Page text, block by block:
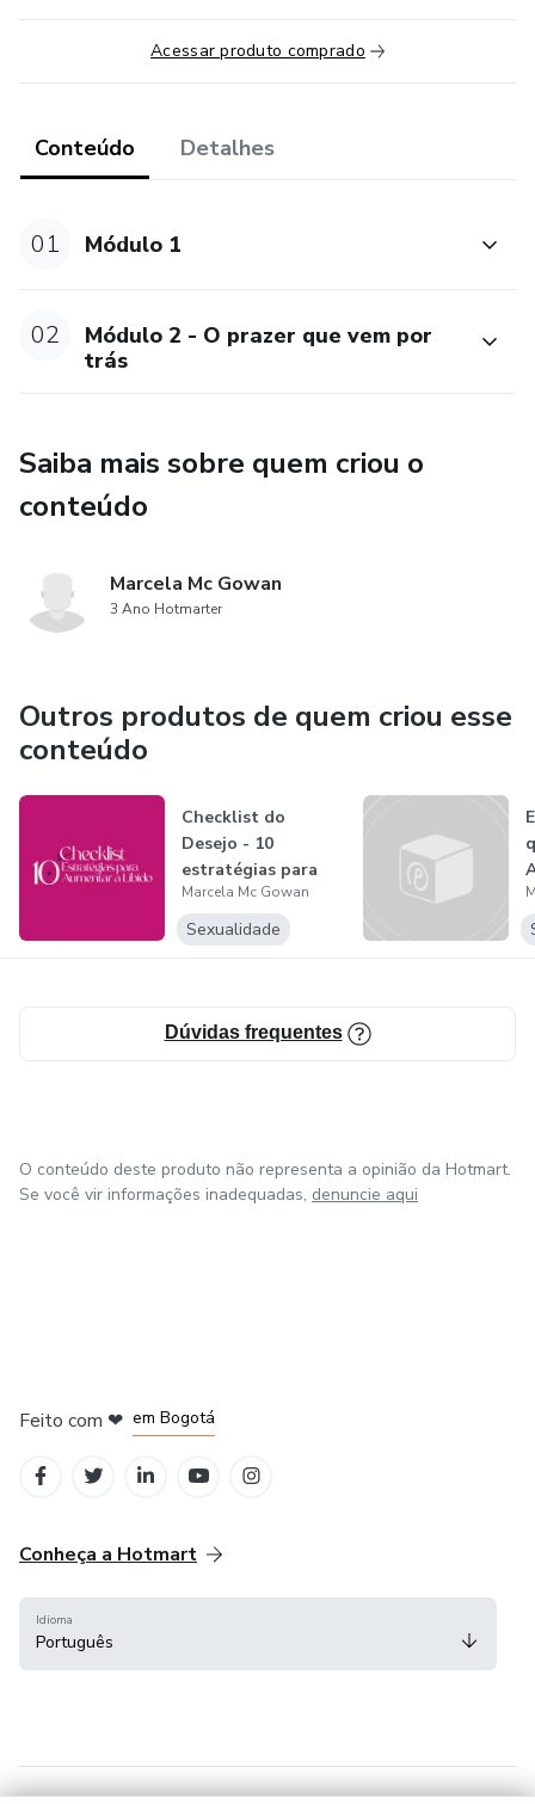
Acessar produto comprado
Conteúdo Detalhes
01 Módulo 1
02
Módulo 2 - O prazer que vem por
trás
Saiba mais sobre quem criou o
conteúdo
Marcela Mc Gowan
3 Ano Hotmarter
Outros produtos de quem criou esse
conteúdo
Checklist do
Desejo - 10
estratégias para
aumentar a libido...
Marcela Mc Gowan
Sexualidade
Dúvidas frequentes
O conteúdo deste produto não representa a opinião da Hotmart.
Se você vir informações inadequadas, denuncie aqui
Feito com ❤ em Bogotá
Conheça a Hotmart
Idioma
Português